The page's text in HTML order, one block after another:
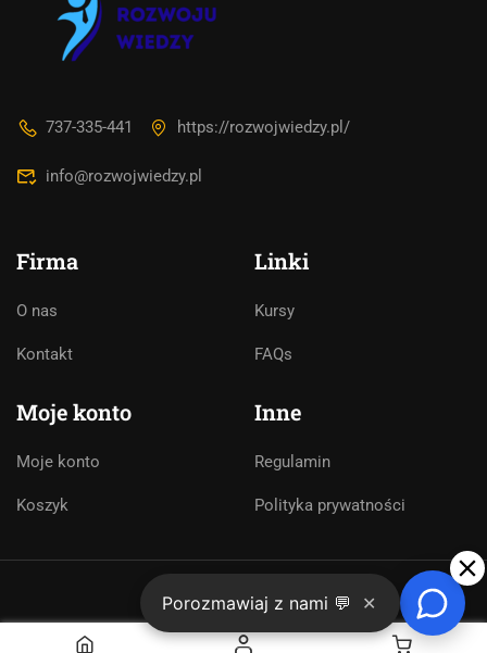
737-335-441 https://rozwojwiedzy.pl/
info@rozwojwiedzy.pl
Firma
O nas
Kontakt
Linki
Kursy
FAQs
Moje konto
Moje konto
Koszyk
Inne
Regulamin
Polityka prywatności
Centrum Rozwoju Wiedzy
Polityka prywatności Regulamin
Porozmawiaj z nami 💬 ✕
Online
🇵🇱🇬🇧